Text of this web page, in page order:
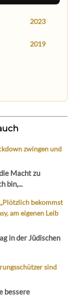
2023
2019
zwingen und
Macht zu
bin,...
bekommst
am eigenen Leib
in der Jüdischen
sind
bessere